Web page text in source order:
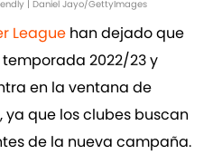
| Daniel Jayo/GettyImages
League han dejado que
2022/23 y
en la ventana de
que los clubes buscan
de la nueva campaña.